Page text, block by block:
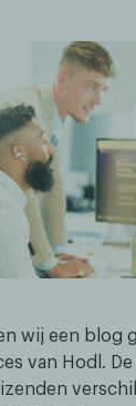
wij een blog
van Hodl.